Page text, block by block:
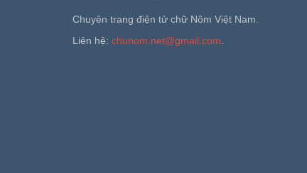
Chuyên trang điện tử chữ Nôm Việt Nam.
Liên hệ: chunom.net@gmail.com